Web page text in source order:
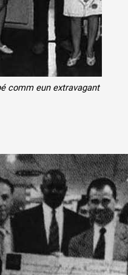
comm eun extravagant